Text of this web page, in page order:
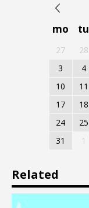
mo
tu
27 28
3
4
10
11
17
18
24
25
31
1
Related